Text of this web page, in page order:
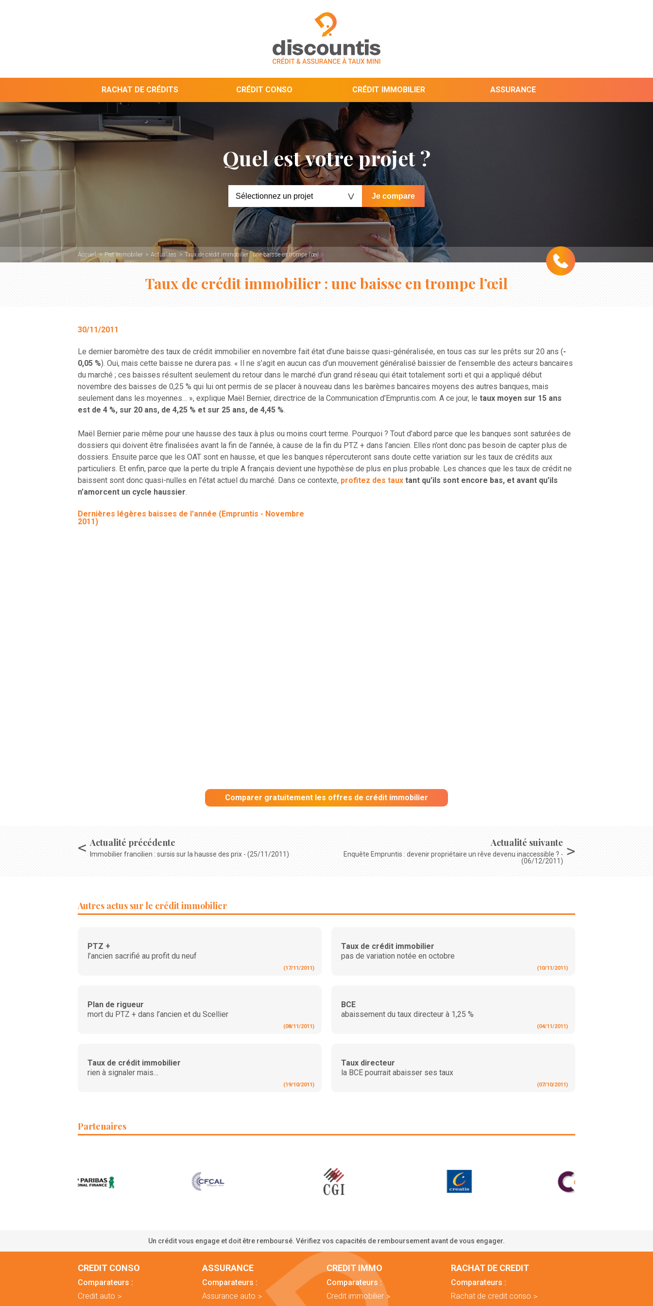
RACHAT DE CRÉDITS CRÉDIT CONSO CRÉDIT IMMOBILIER ASSURANCE
Quel est votre projet ?
Accueil Pret immobilier Actualités Taux de crédit immobilier : une baisse en trompe l’œil
Taux de crédit immobilier : une baisse en trompe l’œil
30/11/2011
Le dernier baromètre des taux de crédit immobilier en novembre fait état d’une baisse quasi-généralisée, en tous cas sur les prêts sur 20 ans (-
0,05 %). Oui, mais cette baisse ne durera pas. « Il ne s’agit en aucun cas d’un mouvement généralisé baissier de l’ensemble des acteurs bancaires
du marché ; ces baisses résultent seulement du retour dans le marché d’un grand réseau qui était totalement sorti et qui a appliqué début
novembre des baisses de 0,25 % qui lui ont permis de se placer à nouveau dans les barèmes bancaires moyens des autres banques, mais
seulement dans les moyennes… », explique Maël Bernier, directrice de la Communication d’Empruntis.com. A ce jour, le taux moyen sur 15 ans
est de 4 %, sur 20 ans, de 4,25 % et sur 25 ans, de 4,45 %.
Maël Bernier parie même pour une hausse des taux à plus ou moins court terme. Pourquoi ? Tout d’abord parce que les banques sont saturées de
dossiers qui doivent être finalisées avant la fin de l’année, à cause de la fin du PTZ + dans l’ancien. Elles n’ont donc pas besoin de capter plus de
dossiers. Ensuite parce que les OAT sont en hausse, et que les banques répercuteront sans doute cette variation sur les taux de crédits aux
particuliers. Et enfin, parce que la perte du triple A français devient une hypothèse de plus en plus probable. Les chances que les taux de crédit ne
baissent sont donc quasi-nulles en l’état actuel du marché. Dans ce contexte, profitez des taux tant qu’ils sont encore bas, et avant qu’ils
n’amorcent un cycle haussier.
Dernières légères baisses de l'année (Empruntis - Novembre
2011)
Comparer gratuitement les offres de crédit immobilier
Actualité précédente
Immobilier francilien : sursis sur la hausse des prix - (25/11/2011)
Actualité suivante
Enquête Empruntis : devenir propriétaire un rêve devenu inaccessible ? -
(06/12/2011)
Autres actus sur le crédit immobilier
PTZ +
l’ancien sacrifié au profit du neuf
(17/11/2011)
Taux de crédit immobilier
pas de variation notée en octobre
(10/11/2011)
Plan de rigueur
mort du PTZ + dans l’ancien et du Scellier
(08/11/2011)
BCE
abaissement du taux directeur à 1,25 %
(04/11/2011)
Taux de crédit immobilier
rien à signaler mais…
(19/10/2011)
Taux directeur
la BCE pourrait abaisser ses taux
(07/10/2011)
Partenaires
Un crédit vous engage et doit être remboursé. Vérifiez vos capacités de remboursement avant de vous engager.
CREDIT CONSO
Comparateurs :
Credit auto
ASSURANCE
Comparateurs :
Assurance auto
CREDIT IMMO
Comparateurs :
Credit immobilier
RACHAT DE CREDIT
Comparateurs :
Rachat de credit conso